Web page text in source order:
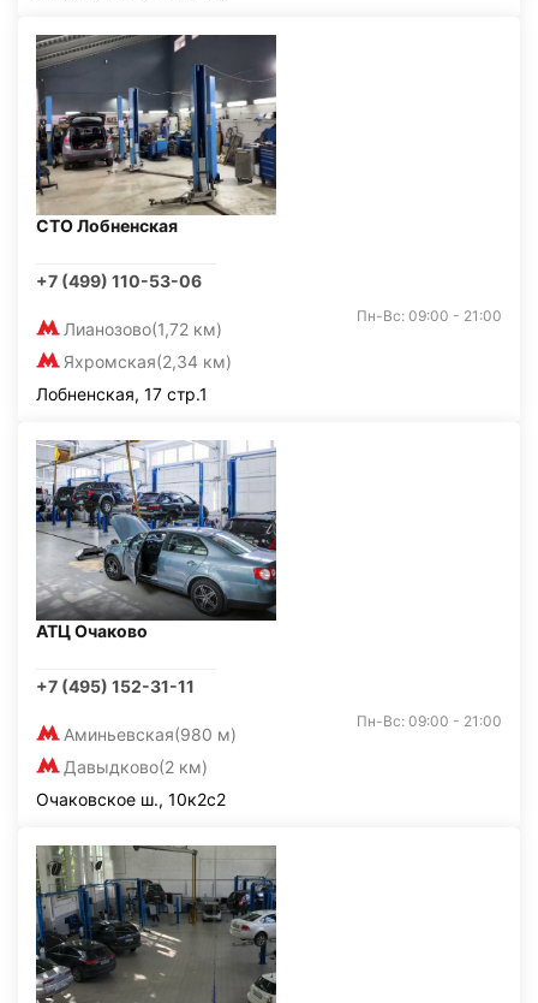
СТО Лобненская
+7 (499) 110-53-06
Лианозово(1,72 км)
Яхромская(2,34 км)
Пн-Вс: 09:00 - 21:00
Лобненская, 17 стр.1
АТЦ Очаково
+7 (495) 152-31-11
Аминьевская(980 м)
Давыдково(2 км)
Пн-Вс: 09:00 - 21:00
Очаковское ш., 10к2с2